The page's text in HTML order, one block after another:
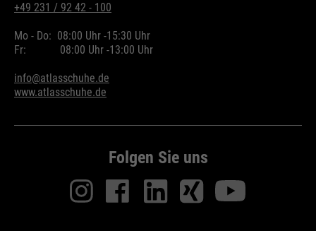
+49 231 / 92 42 - 100
Mo - Do: 08:00 Uhr -15:30 Uhr
Fr:
08:00 Uhr -13:00 Uhr
info@atlasschuhe.de
www.atlasschuhe.de
Folgen Sie uns